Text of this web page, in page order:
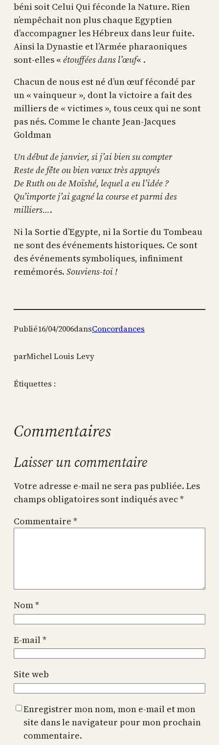
béni soit Celui Qui féconde la Nature. Rien
n’empêchait non plus chaque Egyptien
d’accompagner les Hébreux dans leur fuite.
Ainsi la Dynastie et l’Armée pharaoniques
sont-elles « étouffées dans l’œuf« .
Chacun de nous est né d’un œuf fécondé par
un « vainqueur », dont la victoire a fait des
milliers de « victimes », tous ceux qui ne sont
pas nés. Comme le chante Jean-Jacques
Goldman
Un début de janvier, si j’ai bien su compter
Reste de fête ou bien vœux très appuyés
De Ruth ou de Moïshé, lequel a eu l’idée ?
Qu’importe j’ai gagné la course et parmi des
milliers….
Ni la Sortie d’Egypte, ni la Sortie du Tombeau
ne sont des événements historiques. Ce sont
des événements symboliques, infiniment
remémorés. Souviens-toi !
Publié16/04/2006dansConcordances
parMichel Louis Levy
Étiquettes :
Commentaires
Laisser un commentaire
Votre adresse e-mail ne sera pas publiée. Les
champs obligatoires sont indiqués avec*
Commentaire *
Nom*
E-mail*
Site web
Enregistrer mon nom, mon e-mail et mon
site dans le navigateur pour mon prochain
commentaire.